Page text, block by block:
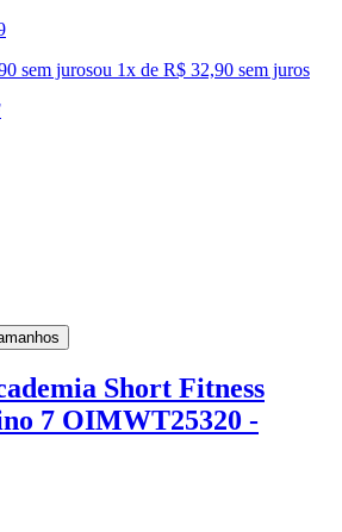
sem jurosou 1x de R$ 32,90 sem juros
Short Fitness
7 OIMWT25320 -